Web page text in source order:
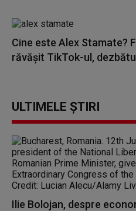
Cine este Alex Stamate?
răvășit TikTok-ul,
ULTIMELE ȘTIRI
Ilie Bolojan, despre